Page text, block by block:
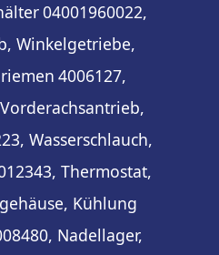
04001960022,
Winkelgetriebe,
4006127,
Wasserschlauch,
Thermostat,
Kühlung
Nadellager,